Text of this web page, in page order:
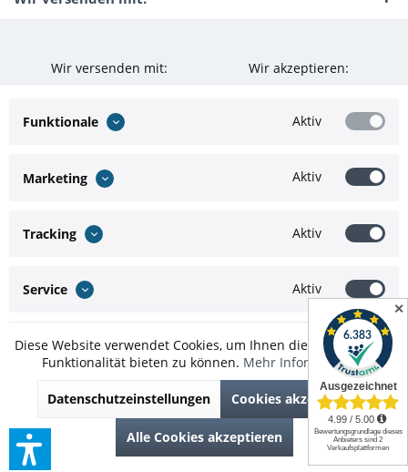
✕
Wir versenden mit: Wir akzeptieren:
* Alle Preise inkl. gesetzl. Mehrwertsteuer zzgl.Versandkostenund ggf.
Nachnahmegebühren, wenn nicht anders beschrieben
Theme byThemeWare®
Funktionale Aktiv
Marketing Aktiv
Tracking Aktiv
Service Aktiv
Diese Website verwendet Cookies, um Ihnen die bestmögliche
Funktionalität bieten zu können. Mehr Informationen
Datenschutzeinstellungen Cookies akzeptieren
Alle Cookies akzeptieren